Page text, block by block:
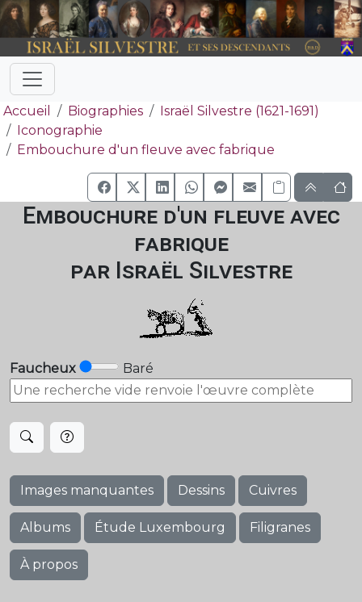
Accueil Biographies
Israël Silvestre (1621-1691)
Iconographie
Embouchure d'un fleuve avec fabrique
Embouchure d'un fleuve avec
fabrique
par Israël Silvestre
Faucheux Baré
Images manquantes Dessins Cuivres
Albums Étude Luxembourg Filigranes
À propos